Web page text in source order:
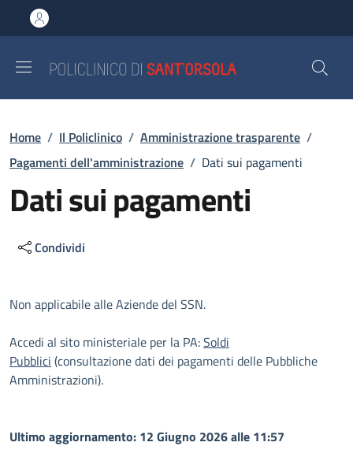
al contenuto principale
to footer content
Briciole di pane
Home / Il Policlinico / Amministrazione trasparente /
Pagamenti dell'amministrazione / Dati sui pagamenti
Dati sui pagamenti
Condividi
Descrizione
Non applicabile alle Aziende del SSN.
Accedi al sito ministeriale per la PA:Soldi
Pubblici (consultazione dati dei pagamenti delle Pubbliche
Amministrazioni).
Ultimo aggiornamento: 12 Giugno 2026 alle 11:57